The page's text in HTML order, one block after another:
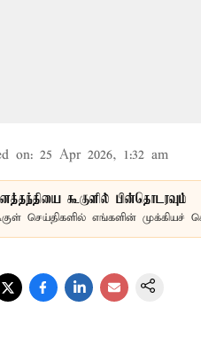
on: 25 Apr 2026, 1:32 am
கூகுளில் பின்தொடரவும்
செய்திகளில் எங்களின் முக்கியச்